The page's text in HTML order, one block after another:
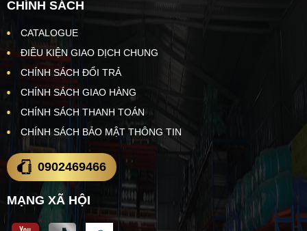
CHÍNH SÁCH
CATALOGUE
ĐIỀU KIỆN GIAO DỊCH CHUNG
CHÍNH SÁCH ĐỔI TRẢ
CHÍNH SÁCH GIAO HÀNG
CHÍNH SÁCH THANH TOÁN
CHÍNH SÁCH BẢO MẬT THÔNG TIN
0902469466
MẠNG XÃ HỘI